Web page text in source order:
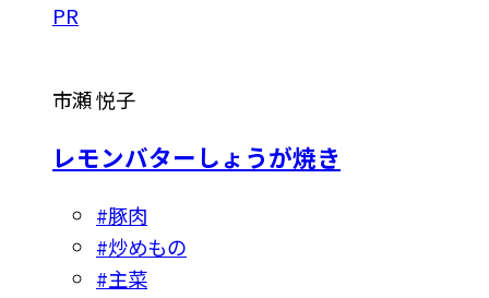
PR
市瀬 悦子
レモンバターしょうが焼き
#豚肉
#炒めもの
#主菜